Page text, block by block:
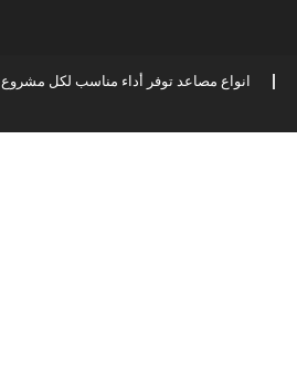
انواع مصاعد توفر أداء مناسب لكل مشروع